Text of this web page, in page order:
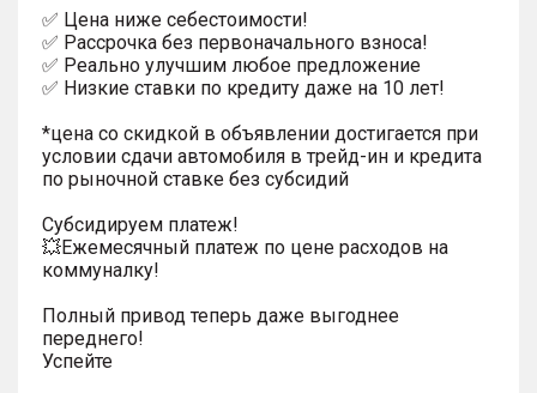
✅ Цена ниже себестоимости!
✅ Рассрочка без первоначального взноса!
✅ Реально улучшим любое предложение
✅ Низкие ставки по кредиту даже на 10 лет!
*цена со скидкой в объявлении достигается при
условии сдачи автомобиля в трейд-ин и кредита
по рыночной ставке без субсидий
Субсидируем платеж!
💥Ежемесячный платеж по цене расходов на
коммуналку!
Полный привод теперь даже выгоднее
переднего!
Успейте